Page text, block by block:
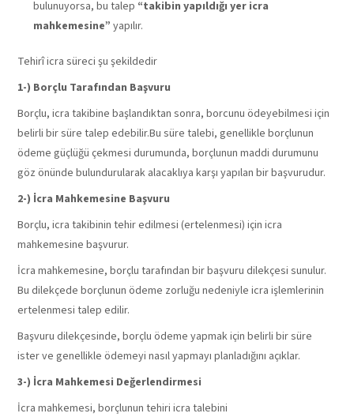
bulunuyorsa, bu talep “takibin yapıldığı yer icra
mahkemesine” yapılır.
Tehirî icra süreci şu şekildedir
1-) Borçlu Tarafından Başvuru
Borçlu, icra takibine başlandıktan sonra, borcunu ödeyebilmesi için
belirli bir süre talep edebilir.Bu süre talebi, genellikle borçlunun
ödeme güçlüğü çekmesi durumunda, borçlunun maddi durumunu
göz önünde bulundurularak alacaklıya karşı yapılan bir başvurudur.
2-) İcra Mahkemesine Başvuru
Borçlu, icra takibinin tehir edilmesi (ertelenmesi) için icra
mahkemesine başvurur.
İcra mahkemesine, borçlu tarafından bir başvuru dilekçesi sunulur.
Bu dilekçede borçlunun ödeme zorluğu nedeniyle icra işlemlerinin
ertelenmesi talep edilir.
Başvuru dilekçesinde, borçlu ödeme yapmak için belirli bir süre
ister ve genellikle ödemeyi nasıl yapmayı planladığını açıklar.
3-) İcra Mahkemesi Değerlendirmesi
İcra mahkemesi, borçlunun tehiri icra talebini